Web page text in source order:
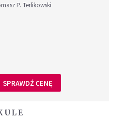
P. Terlikowski
SPRAWDŹ CENĘ